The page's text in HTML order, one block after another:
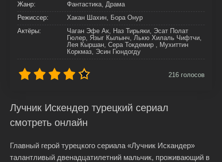
Жанр:
Фантастика, Драма
Режиссер:
Хакан Шахин, Бора Онур
Актёры:
Чаган Эфе Ак, Наз Тирьяки, Эсат Полат
Гюлер, Языг Кылынч, Лькю Хилаль Чифтчи,
Лея Кыршан, Сера Токдемир , Мухиттин
Коркмаз, Эсин Гюндогду
216 голосов
Лучник Искендер турецкий сериал
смотреть онлайн
Главный герой турецкого сериала «Лучник Искандер»
талантливый двенадцатилетний мальчик, проживающий в